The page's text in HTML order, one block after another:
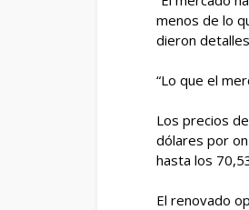
menos de lo
dieron
“Lo que el
Los precios
dólares por
hasta los
El renovado